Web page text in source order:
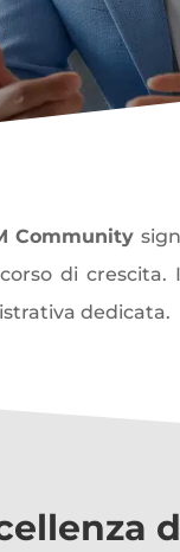
Community
di crescita.
dedicata.